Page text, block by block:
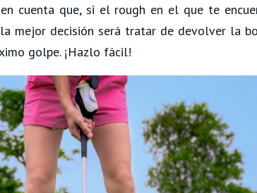
cuenta que, si el rough en el que te
la mejor decisión será tratar de devolver la
golpe. ¡Hazlo fácil!